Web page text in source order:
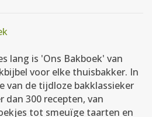
lang is 'Ons Bakboek' van
voor elke thuisbakker. In
van de tijdloze bakklassieker
dan 300 recepten, van
tot smeuïge taarten en